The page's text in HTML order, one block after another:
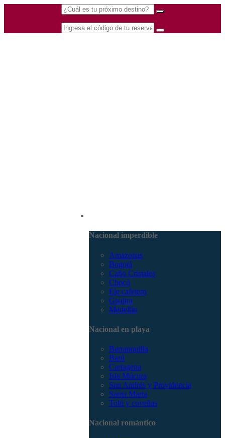
Nacional imperdible
Amazonas
Bogotá
Caño Cristales
Chocó
Eje cafetero
Guajira
Medellín
Nacional en playa
Barranquilla
Barú
Cartagena
Isla Múcura
San Andrés y Providencia
Santa Marta
Tolú y coveñas
Nacional romántico